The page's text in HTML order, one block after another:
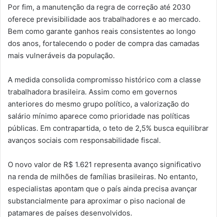
Por fim, a manutenção da regra de correção até 2030
oferece previsibilidade aos trabalhadores e ao mercado.
Bem como garante ganhos reais consistentes ao longo
dos anos, fortalecendo o poder de compra das camadas
mais vulneráveis da população.
A medida consolida compromisso histórico com a classe
trabalhadora brasileira. Assim como em governos
anteriores do mesmo grupo político, a valorização do
salário mínimo aparece como prioridade nas políticas
públicas. Em contrapartida, o teto de 2,5% busca equilibrar
avanços sociais com responsabilidade fiscal.
O novo valor de R$ 1.621 representa avanço significativo
na renda de milhões de famílias brasileiras. No entanto,
especialistas apontam que o país ainda precisa avançar
substancialmente para aproximar o piso nacional de
patamares de países desenvolvidos.